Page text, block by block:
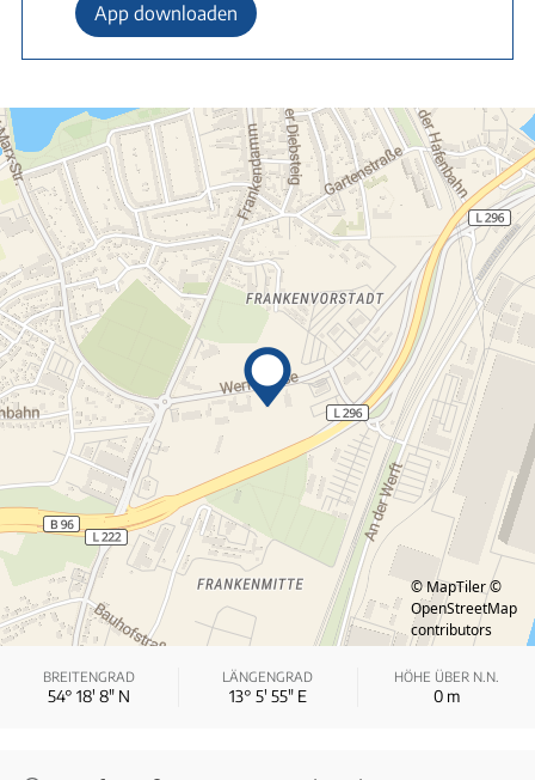
App downloaden
© MapTiler©
OpenStreetMap
contributors
BREITENGRAD
54° 18′ 8″ N
LÄNGENGRAD
13° 5′ 55″ E
HÖHE ÜBER N.N.
0m